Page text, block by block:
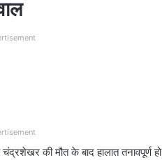
की मौत के बाद हालात तनावपूर्ण